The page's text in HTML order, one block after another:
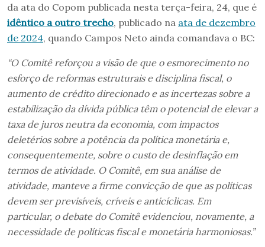
da ata do Copom publicada nesta terça-feira, 24, que é
idêntico a outro trecho, publicado na ata de dezembro
de 2024, quando Campos Neto ainda comandava o BC:
“O Comitê reforçou a visão de que o esmorecimento no
esforço de reformas estruturais e disciplina fiscal, o
aumento de crédito direcionado e as incertezas sobre a
estabilização da dívida pública têm o potencial de elevar a
taxa de juros neutra da economia, com impactos
deletérios sobre a potência da política monetária e,
consequentemente, sobre o custo de desinflação em
termos de atividade. O Comitê, em sua análise de
atividade, manteve a firme convicção de que as políticas
devem ser previsíveis, críveis e anticíclicas. Em
particular, o debate do Comitê evidenciou, novamente, a
necessidade de políticas fiscal e monetária harmoniosas.”